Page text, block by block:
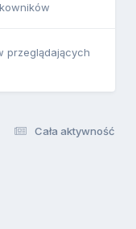
przeglądających
Cała aktywność